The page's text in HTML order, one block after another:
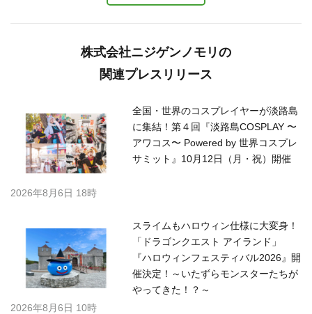
株式会社ニジゲンノモリの
関連プレスリリース
全国・世界のコスプレイヤーが淡路島
に集結！第４回『淡路島COSPLAY 〜
アワコス〜 Powered by 世界コスプレ
サミット』10月12日（月・祝）開催
2026年8月6日 18時
スライムもハロウィン仕様に大変身！
「ドラゴンクエスト アイランド」
『ハロウィンフェスティバル2026』開
催決定！～いたずらモンスターたちが
やってきた！？～
2026年8月6日 10時